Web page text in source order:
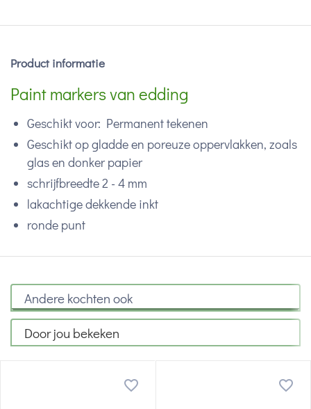
Product informatie
Paint markers van edding
Geschikt voor: Permanent tekenen
Geschikt op gladde en poreuze oppervlakken, zoals
glas en donker papier
schrijfbreedte 2 - 4 mm
lakachtige dekkende inkt
ronde punt
Andere kochten ook
Door jou bekeken